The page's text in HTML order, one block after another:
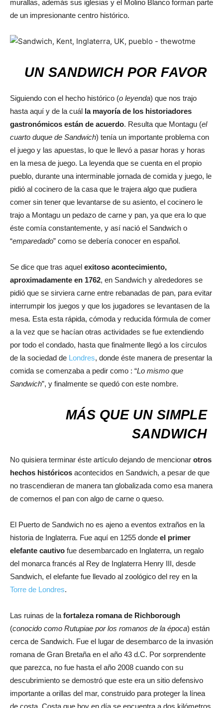
murallas, además sus iglesias y el Molino Blanco forman parte
de un impresionante centro histórico.
UN SANDWICH POR FAVOR
Siguiendo con el hecho histórico (o leyenda) que nos trajo
hasta aquí y de la cuál la mayoría de los historiadores
gastronómicos están de acuerdo. Resulta que Montagu (el
cuarto duque de Sandwich) tenía un importante problema con
el juego y las apuestas, lo que le llevó a pasar horas y horas
en la mesa de juego. La leyenda que se cuenta en el propio
pueblo, durante una interminable jornada de comida y juego, le
pidió al cocinero de la casa que le trajera algo que pudiera
comer sin tener que levantarse de su asiento, el cocinero le
trajo a Montagu un pedazo de carne y pan, ya que era lo que
éste comía constantemente, y así nació el Sandwich o
“emparedado” como se debería conocer en español.
Se dice que tras aquel exitoso acontecimiento,
aproximadamente en 1762, en Sandwich y alrededores se
pidió que se sirviera carne entre rebanadas de pan, para evitar
interrumpir los juegos y que los jugadores se levantasen de la
mesa. Esta esta rápida, cómoda y reducida fórmula de comer
a la vez que se hacían otras actividades se fue extendiendo
por todo el condado, hasta que finalmente llegó a los círculos
de la sociedad de Londres, donde éste manera de presentar la
comida se comenzaba a pedir como : “Lo mismo que
Sandwich”, y finalmente se quedó con este nombre.
MÁS QUE UN SIMPLE
SANDWICH
No quisiera terminar éste artículo dejando de mencionar otros
hechos históricos acontecidos en Sandwich, a pesar de que
no trascendieran de manera tan globalizada como esa manera
de comernos el pan con algo de carne o queso.
El Puerto de Sandwich no es ajeno a eventos extraños en la
historia de Inglaterra. Fue aquí en 1255 donde el primer
elefante cautivo fue desembarcado en Inglaterra, un regalo
del monarca francés al Rey de Inglaterra Henry III, desde
Sandwich, el elefante fue llevado al zoológico del rey en la
Torre de Londres.
Las ruinas de la fortaleza romana de Richborough
(conocido como Rutupiae por los romanos de la época) están
cerca de Sandwich. Fue el lugar de desembarco de la invasión
romana de Gran Bretaña en el año 43 d.C. Por sorprendente
que parezca, no fue hasta el año 2008 cuando con su
descubrimiento se demostró que este era un sitio defensivo
importante a orillas del mar, construido para proteger la línea
de costa. Costa que hoy en día se encuentra a dos kilómetros